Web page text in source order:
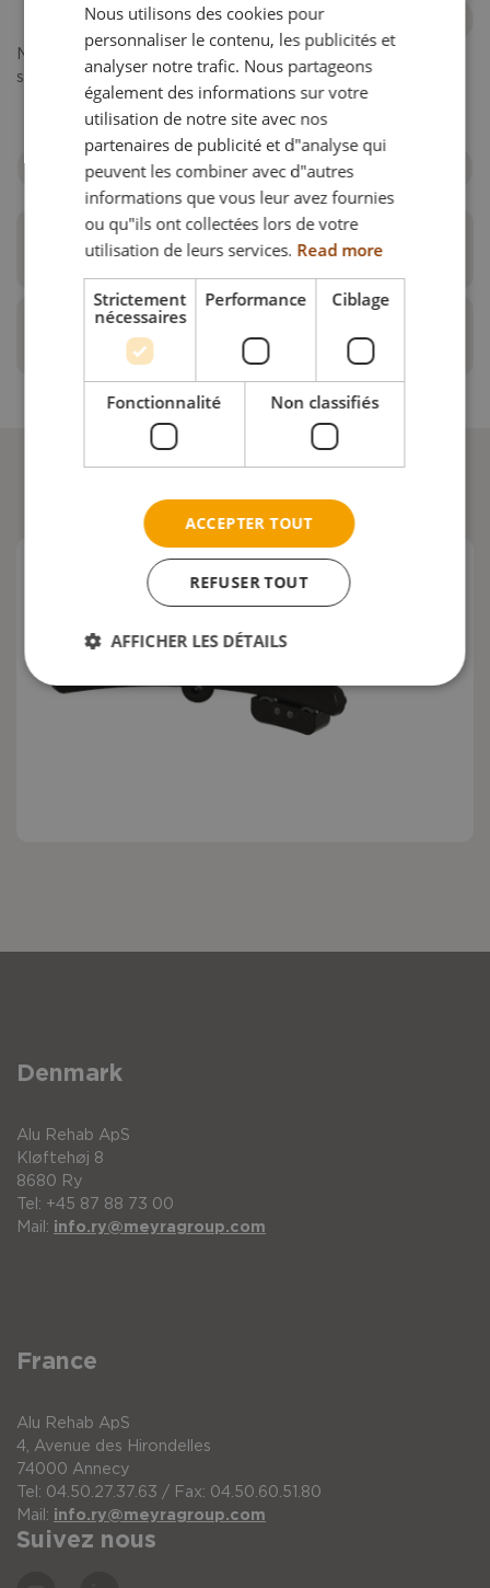
Non approuvé pour les fauteuils roulants utilisés comme
sièges pendant le transport en voiture.
Filtrer par fauteuil roulant
Système Axion complet
Repère Description
Système Axion 60° pour appui tête
Adaptateur pour appui-tête Netti
Denmark
Alu Rehab ApS
Kløftehøj 8
8680 Ry
Tel: +45 87 88 73 00
Mail: info.ry@meyragroup.com
France
Alu Rehab ApS
4, Avenue des Hirondelles
74000 Annecy
Tel: 04.50.27.37.63 / Fax: 04.50.60.51.80
Mail: info.ry@meyragroup.com
Suivez nous
GERMAN
Nous utilisons des cookies pour
personnaliser le contenu, les publicités et
analyser notre trafic. Nous partageons
également des informations sur votre
utilisation de notre site avec nos
partenaires de publicité et d"analyse qui
peuvent les combiner avec d"autres
informations que vous leur avez fournies
ou qu"ils ont collectées lors de votre
utilisation de leurs services. Read more
Strictement
nécessaires
Performance Ciblage
Fonctionnalité Non classifiés
ACCEPTER TOUT
REFUSER TOUT
AFFICHER LES DÉTAILS